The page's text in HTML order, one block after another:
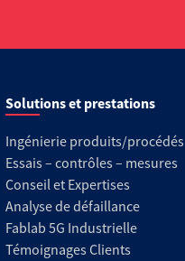
Solutions et prestations
Ingénierie produits/procédés
Essais – contrôles – mesures
Conseil et Expertises
Analyse de défaillance
Fablab 5G Industrielle
Témoignages Clients